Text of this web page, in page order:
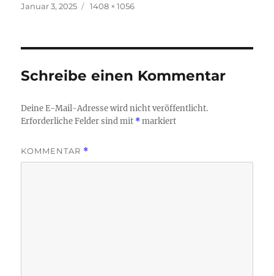
Veröffentlicht
Januar 3, 2025 Originalgröße
1408 × 1056
Schreibe einen Kommentar
Deine E-Mail-Adresse wird nicht veröffentlicht.
Erforderliche Felder sind mit *markiert
KOMMENTAR *